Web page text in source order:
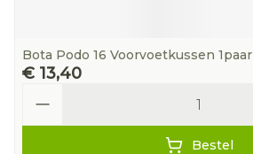
Bota Podo 16 Voorvoetkussen 1paar
€ 13,40
Bestel